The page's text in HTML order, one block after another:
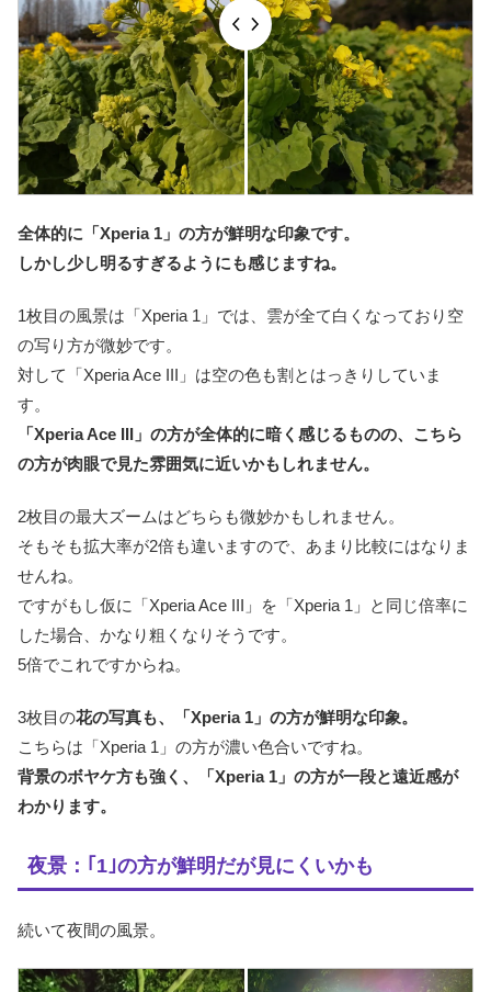
全体的に「Xperia 1」の方が鮮明な印象です。
しかし少し明るすぎるようにも感じますね。
1枚目の風景は「Xperia 1」では、雲が全て白くなっており空
の写り方が微妙です。
対して「Xperia Ace III」は空の色も割とはっきりしていま
す。
「Xperia Ace III」の方が全体的に暗く感じるものの、こちら
の方が肉眼で見た雰囲気に近いかもしれません。
2枚目の最大ズームはどちらも微妙かもしれません。
そもそも拡大率が2倍も違いますので、あまり比較にはなりま
せんね。
ですがもし仮に「Xperia Ace III」を「Xperia 1」と同じ倍率に
した場合、かなり粗くなりそうです。
5倍でこれですからね。
3枚目の花の写真も、「Xperia 1」の方が鮮明な印象。
こちらは「Xperia 1」の方が濃い色合いですね。
背景のボヤケ方も強く、「Xperia 1」の方が一段と遠近感が
わかります。
夜景：｢1｣の方が鮮明だが見にくいかも
続いて夜間の風景。